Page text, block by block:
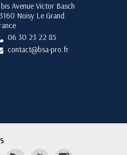
Avenue Victor Basch
Noisy Le Grand
06 30 23 22 85
contact@bsa-pro.fr